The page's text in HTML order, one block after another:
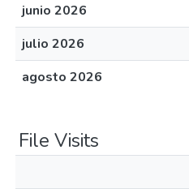
junio 2026
julio 2026
agosto 2026
File Visits